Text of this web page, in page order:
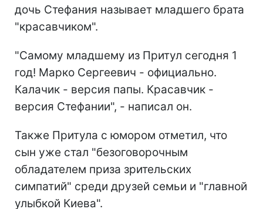
дочь Стефания называет младшего брата
"красавчиком".
"Самому младшему из Притул сегодня 1
год! Марко Сергеевич - официально.
Калачик - версия папы. Красавчик -
версия Стефании", - написал он.
Также Притула с юмором отметил, что
сын уже стал "безоговорочным
обладателем приза зрительских
симпатий" среди друзей семьи и "главной
улыбкой Киева".